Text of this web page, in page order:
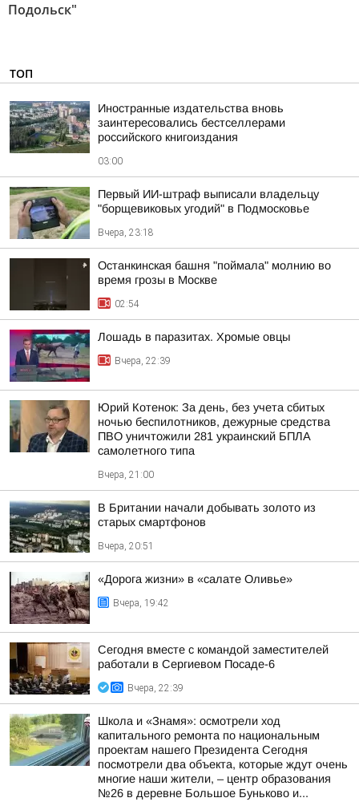
Подольск"
ТОП
Иностранные издательства вновь
заинтересовались бестселлерами
российского книгоиздания
03:00
Первый ИИ-штраф выписали владельцу
"борщевиковых угодий" в Подмосковье
Вчера, 23:18
Останкинская башня "поймала" молнию во
время грозы в Москве
02:54
Лошадь в паразитах. Хромые овцы
Вчера, 22:39
Юрий Котенок: За день, без учета сбитых
ночью беспилотников, дежурные средства
ПВО уничтожили 281 украинский БПЛА
самолетного типа
Вчера, 21:00
В Британии начали добывать золото из
старых смартфонов
Вчера, 20:51
«Дорога жизни» в «салате Оливье»
Вчера, 19:42
Сегодня вместе с командой заместителей
работали в Сергиевом Посаде-6
Вчера, 22:39
Школа и «Знамя»: осмотрели ход
капитального ремонта по национальным
проектам нашего Президента Сегодня
посмотрели два объекта, которые ждут очень
многие наши жители, – центр образования
№26 в деревне Большое Буньково и...